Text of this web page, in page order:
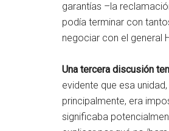
garantías –la
podía terminar con
negociar con el general
Una tercera discusión
evidente que esa
principalmente, era
significaba